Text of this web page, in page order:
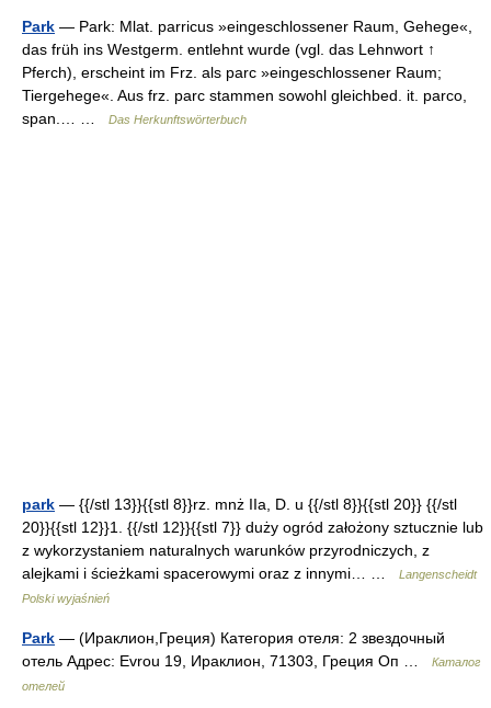
Park — Park: Mlat. parricus »eingeschlossener Raum, Gehege«,
das früh ins Westgerm. entlehnt wurde (vgl. das Lehnwort ↑
Pferch), erscheint im Frz. als parc »eingeschlossener Raum;
Tiergehege«. Aus frz. parc stammen sowohl gleichbed. it. parco,
span.… …
Das Herkunftswörterbuch
park — {{/stl 13}}{{stl 8}}rz. mnż IIa, D. u {{/stl 8}}{{stl 20}} {{/stl
20}}{{stl 12}}1. {{/stl 12}}{{stl 7}} duży ogród założony sztucznie lub
z wykorzystaniem naturalnych warunków przyrodniczych, z
alejkami i ścieżkami spacerowymi oraz z innymi… …
Langenscheidt
Polski wyjaśnień
Park — (Ираклион,Греция) Категория отеля: 2 звездочный
отель Адрес: Evrou 19, Ираклион, 71303, Греция Оп …
Каталог
отелей